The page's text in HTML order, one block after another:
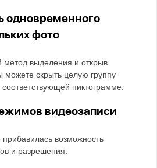
одновременного
фото
выделения и открыв
скрыть целую группу
пиктограмме.
видеозаписи
возможность
и разрешения.